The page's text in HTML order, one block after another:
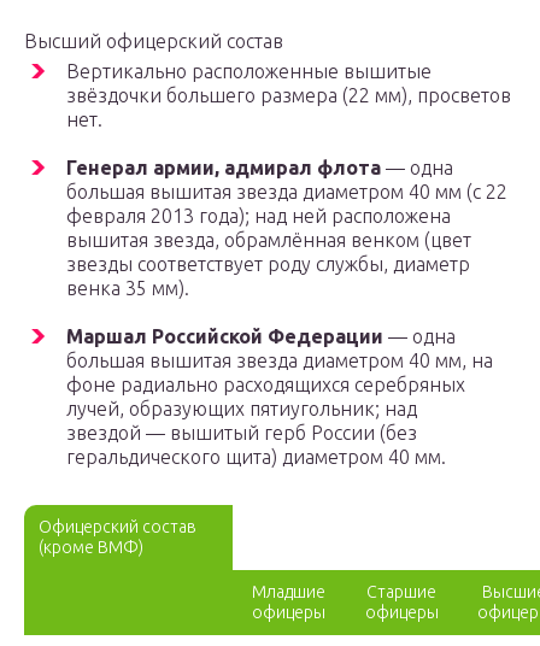
Высший офицерский состав
Вертикально расположенные вышитые
звёздочки большего размера (22 мм), просветов
нет.
Генерал армии, адмирал флота — одна
большая вышитая звезда диаметром 40 мм (с 22
февраля 2013 года); над ней расположена
вышитая звезда, обрамлённая венком (цвет
звезды соответствует роду службы, диаметр
венка 35 мм).
Маршал Российской Федерации — одна
большая вышитая звезда диаметром 40 мм, на
фоне радиально расходящихся серебряных
лучей, образующих пятиугольник; над
звездой — вышитый герб России (без
геральдического щита) диаметром 40 мм.
Офицерский состав
(кроме ВМФ)
Младшие
офицеры
Старшие
офицеры